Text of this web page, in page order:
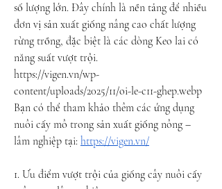
số lượng lớn. Đây chính là nền tảng để nhiều
đơn vị sản xuất giống nâng cao chất lượng
rừng trồng, đặc biệt là các dòng Keo lai có
năng suất vượt trội.
https://vigen.vn/wp-
content/uploads/2025/11/oi-le-c11-ghep.webp
Bạn có thể tham khảo thêm các ứng dụng
nuôi cấy mô trong sản xuất giống nông –
lâm nghiệp tại: https://vigen.vn/
1. Ưu điểm vượt trội của giống cây nuôi cấy